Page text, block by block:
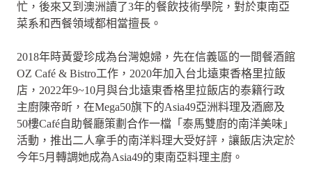
忙，後來又到澳洲讀了3年的餐飲技術學院，對於東南亞
菜系和西餐領域都相當擅長。
2018年時黃愛珍成為台灣媳婦，先在信義區的一間餐酒館
OZ Café & Bistro工作，2020年加入台北遠東香格里拉飯
店，2022年9~10月與台北遠東香格里拉飯店的泰籍行政
主廚陳帝昕，在Mega50旗下的Asia49亞洲料理及酒廊及
50樓Café自助餐廳策劃合作一檔「泰馬雙廚的南洋美味」
活動，推出二人拿手的南洋料理大受好評，讓飯店決定於
今年5月轉調她成為Asia49的東南亞料理主廚。